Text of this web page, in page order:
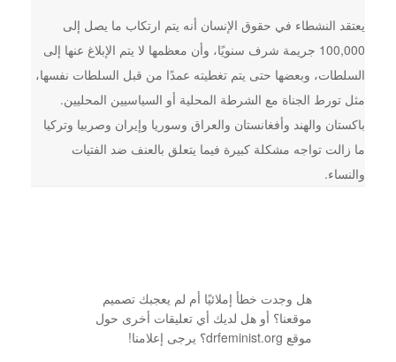
يعتقد النشطاء في حقوق الإنسان أنه يتم ارتكاب ما يصل إلى
100,000 جريمة شرف سنويًا، وأن معظمها لا يتم الإبلاغ عنها إلى
السلطات، وبعضها حتى يتم تغطيته عمدًا من قبل السلطات نفسها،
مثل تورط الجناة مع الشرطة المحلية أو السياسيين المحليين.
باكستان والهند وأفغانستان والعراق وسوريا وإيران وصربيا وتركيا
ما زالت تواجه مشكلة كبيرة فيما يتعلق بالعنف ضد الفتيات
والنساء.
هل وجدت خطأ إملائيًا أم لم يعجبك تصميم
موقعنا؟ أو هل لديك أي تعليقات أخرى حول
موقع drfeminist.org؟ يرجى إعلامنا!